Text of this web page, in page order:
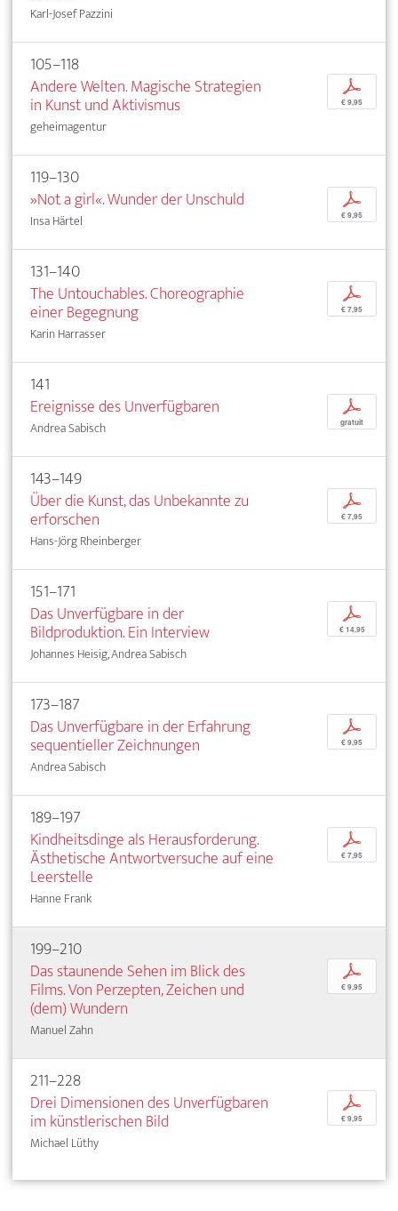
Karl-Josef Pazzini
105–118
Andere Welten. Magische Strategien
in Kunst und Aktivismus
geheimagentur
p
€ 9,95
119–130
»Not a girl«. Wunder der Unschuld
Insa Härtel
p
€ 9,95
131–140
The Untouchables. Choreographie
einer Begegnung
Karin Harrasser
p
€ 7,95
141
Ereignisse des Unverfügbaren
Andrea Sabisch
p
gratuit
143–149
Über die Kunst, das Unbekannte zu
erforschen
Hans-Jörg Rheinberger
p
€ 7,95
151–171
Das Unverfügbare in der
Bildproduktion. Ein Interview
Johannes Heisig, Andrea Sabisch
p
€ 14,95
173–187
Das Unverfügbare in der Erfahrung
sequentieller Zeichnungen
Andrea Sabisch
p
€ 9,95
189–197
Kindheitsdinge als Herausforderung.
Ästhetische Antwortversuche auf eine
Leerstelle
Hanne Frank
p
€ 7,95
199–210
Das staunende Sehen im Blick des
Films. Von Perzepten, Zeichen und
(dem) Wundern
Manuel Zahn
p
€ 9,95
211–228
Drei Dimensionen des Unverfügbaren
im künstlerischen Bild
Michael Lüthy
p
€ 9,95